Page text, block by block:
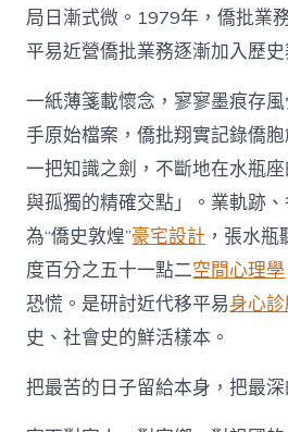
局日漸式微。1979年，僑批業
平易近營僑批業務逐漸加入歷史
一紙薄箋載懷念，寥寥墨痕存
手原始檔案，僑批翔實記錄僑
一把知識之劍，不斷地在水瓶
與孤獨的精確交點」。業軌跡
為“僑史敦煌”豪宅設計 ，張水
度百分之五十一點二空間心理學
恐慌。是研討近代移平易身心
史、社會史的鮮活樣本。
把最苦的日子留給本身，把最